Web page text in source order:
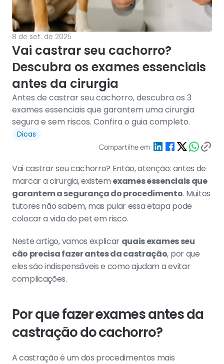
8 de set. de 2025
Vai castrar seu cachorro?
Descubra os exames essenciais
antes da cirurgia
Antes de castrar seu cachorro, descubra os 3
exames essenciais que garantem uma cirurgia
segura e sem riscos. Confira o guia completo.
Dicas
Compartilhe em:
Vai castrar seu cachorro? Então, atenção: antes de
marcar a cirurgia, existem exames essenciais que
garantem a segurança do procedimento. Muitos
tutores não sabem, mas pular essa etapa pode
colocar a vida do pet em risco.
Neste artigo, vamos explicar quais exames seu
cão precisa fazer antes da castração, por que
eles são indispensáveis e como ajudam a evitar
complicações.
Por que fazer exames antes da
castração do cachorro?
A castração é um dos procedimentos mais